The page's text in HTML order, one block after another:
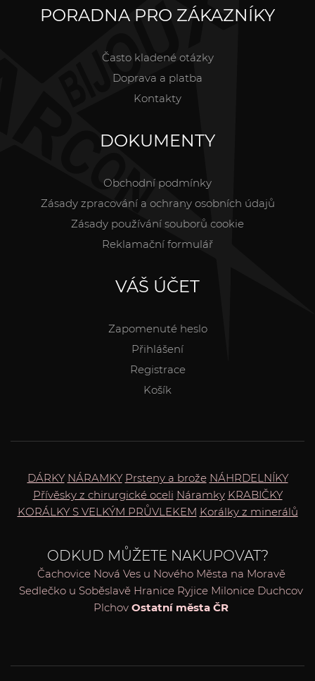
PORADNA PRO ZÁKAZNÍKY
Často kladené otázky
Doprava a platba
Kontakty
DOKUMENTY
Obchodní podmínky
Zásady zpracování a ochrany osobních údajů
Zásady používání souborů cookie
Reklamační formulář
VÁŠ ÚČET
Zapomenuté heslo
Přihlášení
Registrace
Košík
DÁRKY NÁRAMKY Prsteny a brože NÁHRDELNÍKY
Přívěsky z chirurgické oceli Náramky KRABIČKY
KORÁLKY S VELKÝM PRŮVLEKEM Korálky z minerálů
ODKUD MŮŽETE NAKUPOVAT?
Čachovice Nová Ves u Nového Města na Moravě
Sedlečko u Soběslavě Hranice Ryjice Milonice Duchcov
Plchov Ostatní města ČR